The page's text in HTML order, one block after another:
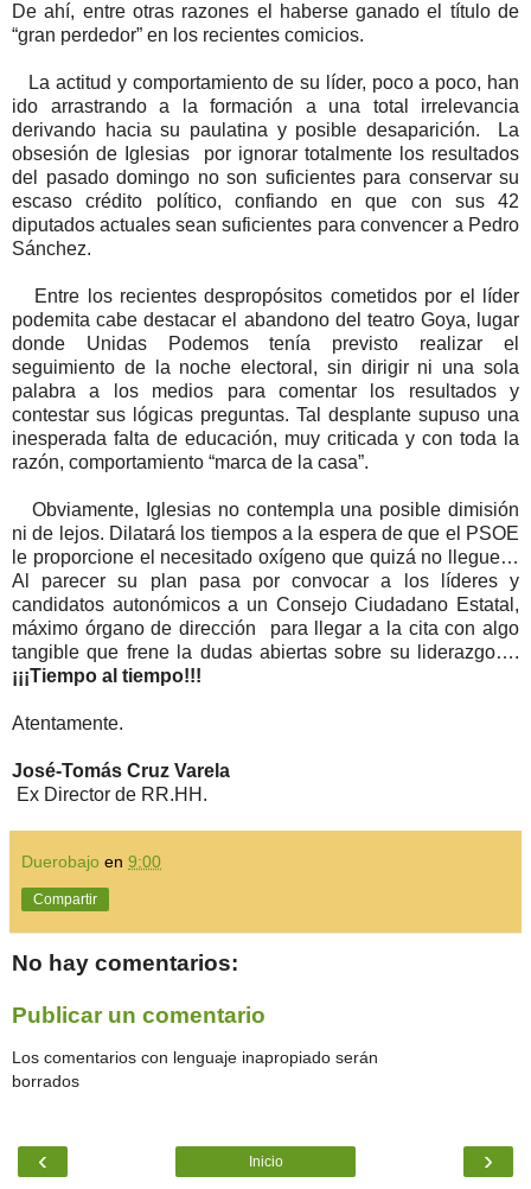
De ahí, entre otras razones el haberse ganado el título de
“gran perdedor” en los recientes comicios.
La actitud y comportamiento de su líder, poco a poco, han
ido arrastrando a la formación a una total irrelevancia
derivando hacia su paulatina y posible desaparición. La
obsesión de Iglesias por ignorar totalmente los resultados
del pasado domingo no son suficientes para conservar su
escaso crédito político, confiando en que con sus 42
diputados actuales sean suficientes para convencer a Pedro
Sánchez.
Entre los recientes despropósitos cometidos por el líder
podemita cabe destacar el abandono del teatro Goya, lugar
donde Unidas Podemos tenía previsto realizar el
seguimiento de la noche electoral, sin dirigir ni una sola
palabra a los medios para comentar los resultados y
contestar sus lógicas preguntas. Tal desplante supuso una
inesperada falta de educación, muy criticada y con toda la
razón, comportamiento “marca de la casa”.
Obviamente, Iglesias no contempla una posible dimisión
ni de lejos. Dilatará los tiempos a la espera de que el PSOE
le proporcione el necesitado oxígeno que quizá no llegue…
Al parecer su plan pasa por convocar a los líderes y
candidatos autonómicos a un Consejo Ciudadano Estatal,
máximo órgano de dirección para llegar a la cita con algo
tangible que frene la dudas abiertas sobre su liderazgo….
¡¡¡Tiempo al tiempo!!!
Atentamente.
José-Tomás Cruz Varela
Ex Director de RR.HH.
Duerobajo en 9:00
Compartir
No hay comentarios:
Publicar un comentario
Los comentarios con lenguaje inapropiado serán
borrados
‹ ›
Inicio